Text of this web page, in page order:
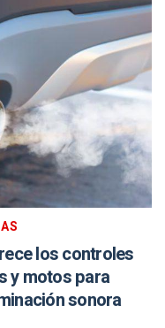
los controles
y motos para
sonora